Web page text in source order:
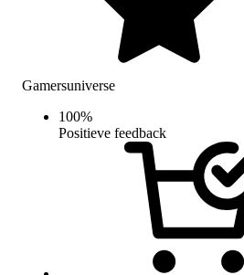
Gamersuniverse
100%
Positieve feedback